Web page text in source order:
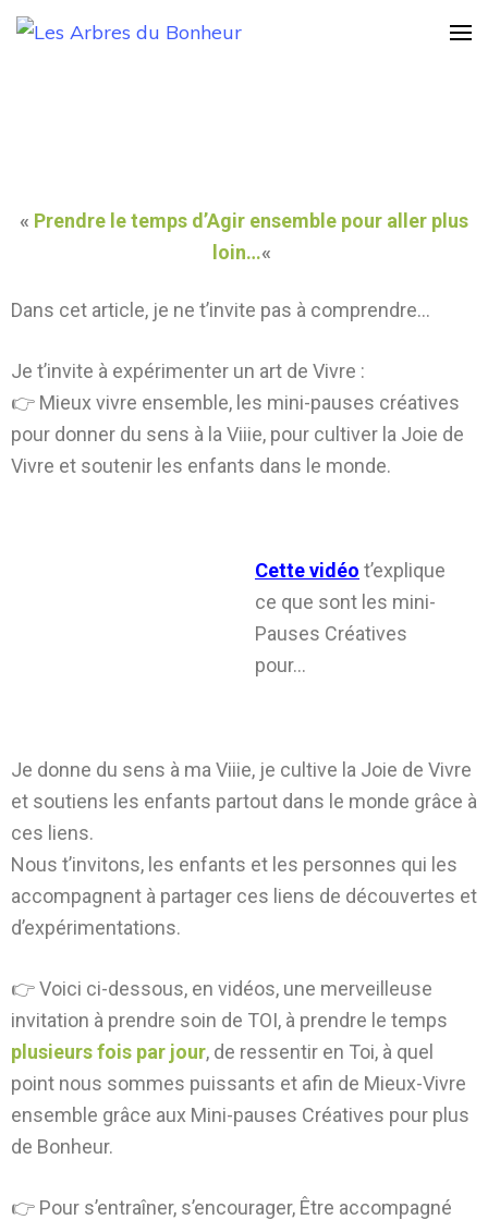
« Prendre le temps d’Agir ensemble pour aller plus
loin…«
Dans cet article, je ne t’invite pas à comprendre…
Je t’invite à expérimenter un art de Vivre :
👉 Mieux vivre ensemble, les mini-pauses créatives
pour donner du sens à la Viiie, pour cultiver la Joie de
Vivre et soutenir les enfants dans le monde.
Cette vidéo t’explique
ce que sont les mini-
Pauses Créatives
pour…
Je donne du sens à ma Viiie, je cultive la Joie de Vivre
et soutiens les enfants partout dans le monde grâce à
ces liens.
Nous t’invitons, les enfants et les personnes qui les
accompagnent à partager ces liens de découvertes et
d’expérimentations.
👉 Voici ci-dessous, en vidéos, une merveilleuse
invitation à prendre soin de TOI, à prendre le temps
plusieurs fois par jour, de ressentir en Toi, à quel
point nous sommes puissants et afin de Mieux-Vivre
ensemble grâce aux Mini-pauses Créatives pour plus
de Bonheur.
👉 Pour s’entraîner, s’encourager, Être accompagné